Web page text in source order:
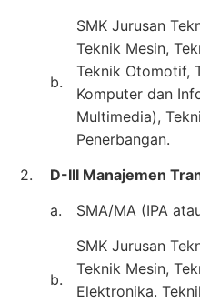
b.
SMK Jurusan
Teknik Mesin,
Teknik Otomotif,
Komputer dan
Multimedia),
Penerbangan.
2.
D-III Manajemen
a.
SMA/MA (IPA
b.
SMK Jurusan
Teknik Mesin,
Elektronika.